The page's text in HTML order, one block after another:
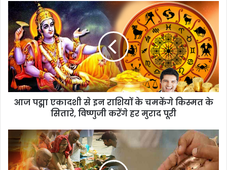
आज पद्मा एकादशी से इन राशियों के चमकेंगे किस्मत के
सितारे, विष्णुजी करेंगे हर मुराद पूरी